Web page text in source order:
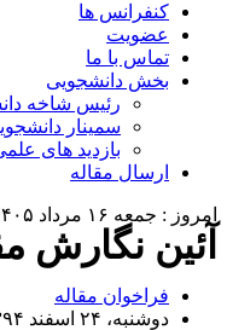
کنفرانس ها
عضویت
تماس با ما
بخش دانشجویی
رئیس شاخه
سمینار
بازدید های
ارسال مقاله
امروز : جمعه ۱۶ مرداد ۱۴۰۵
آئین نگارش
فراخوان مقاله
دوشنبه، ۲۴ اسفند ۱۳۹۴